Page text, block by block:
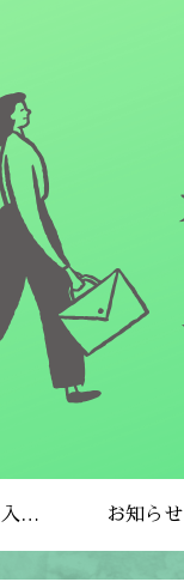
新講座：伝えるプロ入門プログラム お知らせ